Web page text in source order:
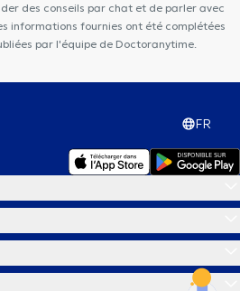
des conseils par chat et de parler avec
informations fournies ont été complétées
par l'équipe de Doctoranytime.
FR